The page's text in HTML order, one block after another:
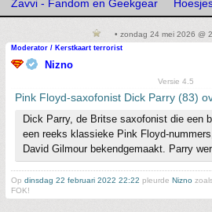
Zavvi - Fandom en Geekgear
• zondag 24 mei 2026 @
Moderator / Kerstkaart terrorist
Nizno
Versie 4.5
Pink Floyd-saxofonist Dick Parry (83)
Dick Parry, de Britse saxofonist die een
een reeks klassieke Pink Floyd-
David Gilmour bekendgemaakt. Parry
Op dinsdag 22 februari 2022 22:22 pleurde Nizno
FOK!